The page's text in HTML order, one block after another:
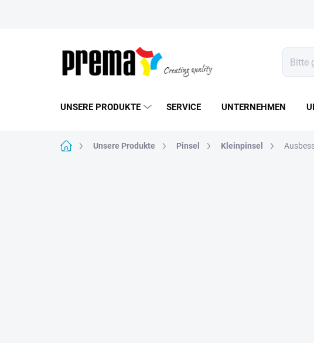
UNSERE PRODUKTE SERVICE UNTERNEHMEN
StartseiteUnsere Produkte Pinsel Kleinpinsel